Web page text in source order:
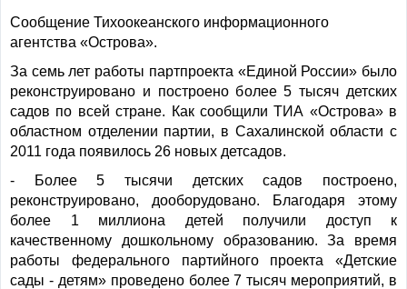
Сообщение Тихоокеанского информационного
агентства «Острова».
За семь лет работы партпроекта «Единой России» было
реконструировано и построено более 5 тысяч детских
садов по всей стране. Как сообщили ТИА «Острова» в
областном отделении партии, в Сахалинской области с
2011 года появилось 26 новых детсадов.
- Более 5 тысячи детских садов построено,
реконструировано, дооборудовано. Благодаря этому
более 1 миллиона детей получили доступ к
качественному дошкольному образованию. За время
работы федерального партийного проекта «Детские
сады - детям» проведено более 7 тысяч мероприятий, в